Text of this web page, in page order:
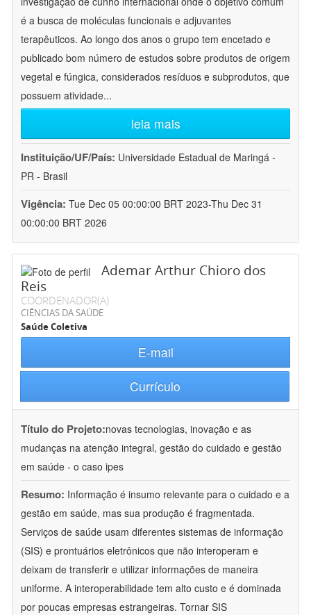
é a busca de moléculas funcionais e adjuvantes
terapêuticos. Ao longo dos anos o grupo tem encetado e
publicado bom número de estudos sobre produtos de origem
vegetal e fúngica, considerados resíduos e subprodutos, que
possuem atividade...
leia mais
Instituição/UF/País: Universidade Estadual de Maringá -
PR - Brasil
Vigência: Tue Dec 05 00:00:00 BRT 2023-Thu Dec 31
00:00:00 BRT 2026
Ademar Arthur Chioro dos
Reis
COORDENADOR(A)
CIÊNCIAS DA SAÚDE
Saúde Coletiva
E-mail
Currículo
Título do Projeto:novas tecnologias, inovação e as
mudanças na atenção integral, gestão do cuidado e gestão
em saúde - o caso ipes
Resumo: Informação é insumo relevante para o cuidado e a
gestão em saúde, mas sua produção é fragmentada.
Serviços de saúde usam diferentes sistemas de informação
(SIS) e prontuários eletrônicos que não interoperam e
deixam de transferir e utilizar informações de maneira
uniforme. A interoperabilidade tem alto custo e é dominada
por poucas empresas estrangeiras. Tornar SIS